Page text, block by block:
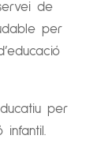
de
per
per